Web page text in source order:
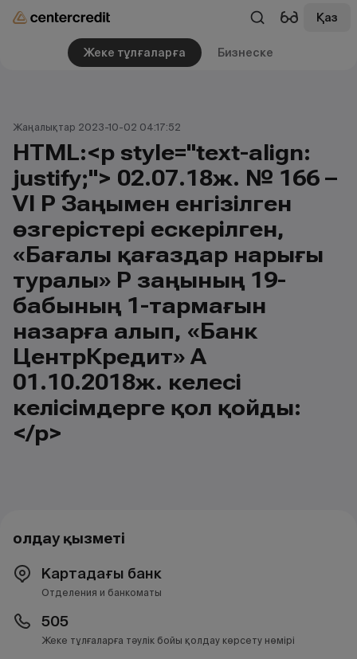
Қаз
Жеке тұлғаларға Бизнеске
Жаңалықтар 2023-10-02 04:17:52
HTML:<p style="text-align:
justify;"> 02.07.18ж. № 166 –
VI ҚР Заңымен енгізілген
өзгерістері ескерілген,
«Бағалы қағаздар нарығы
туралы» ҚР заңының 19-
бабының 1-тармағын
назарға алып, «Банк
ЦентрКредит» АҚ
01.10.2018ж. келесі
келісімдерге қол қойды:
</p>
Қолдау қызметі
Картадағы банк
Отделения и банкоматы
505
Жеке тұлғаларға тәулік бойы қолдау көрсету нөмірі